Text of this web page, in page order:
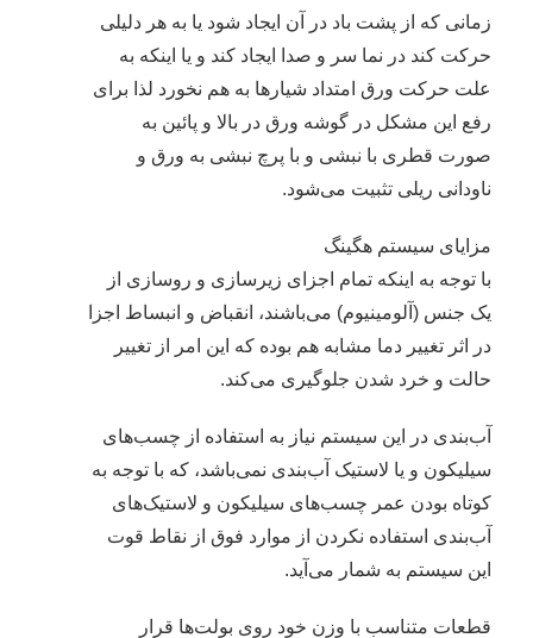
زمانی که از پشت باد در آن ایجاد شود یا به هر دلیلی
حرکت کند در نما سر و صدا ایجاد کند و یا اینکه به
علت حرکت ورق امتداد شیارها به هم نخورد لذا برای
رفع این مشکل در گوشه ورق در بالا و پائین به
صورت قطری با نبشی و با پرچ نبشی به ورق و
ناودانی ریلی تثبیت می‌شود.
مزایای سیستم هگینگ
با توجه به اینکه تمام اجزای زیرسازی و روسازی از
یک جنس (آلومینیوم) می‌باشند، انقباض و انبساط اجزا
در اثر تغییر دما مشابه هم بوده که این امر از تغییر
حالت و خرد شدن جلوگیری می‌کند.
آب‌بندی در این سیستم نیاز به استفاده از چسب‌های
سیلیکون و یا لاستیک آب‌بندی نمی‌باشد، که با توجه به
کوتاه بودن عمر چسب‌های سیلیکون و لاستیک‌های
آب‌بندی استفاده نکردن از موارد فوق از نقاط قوت
این سیستم به شمار می‌آید.
قطعات متناسب با وزن خود روی بولت‌ها قرار